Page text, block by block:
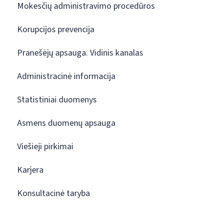
Mokesčių administravimo procedūros
Korupcijos prevencija
Pranešėjų apsauga. Vidinis kanalas
Administracinė informacija
Statistiniai duomenys
Asmens duomenų apsauga
Viešieji pirkimai
Karjera
Konsultacinė taryba